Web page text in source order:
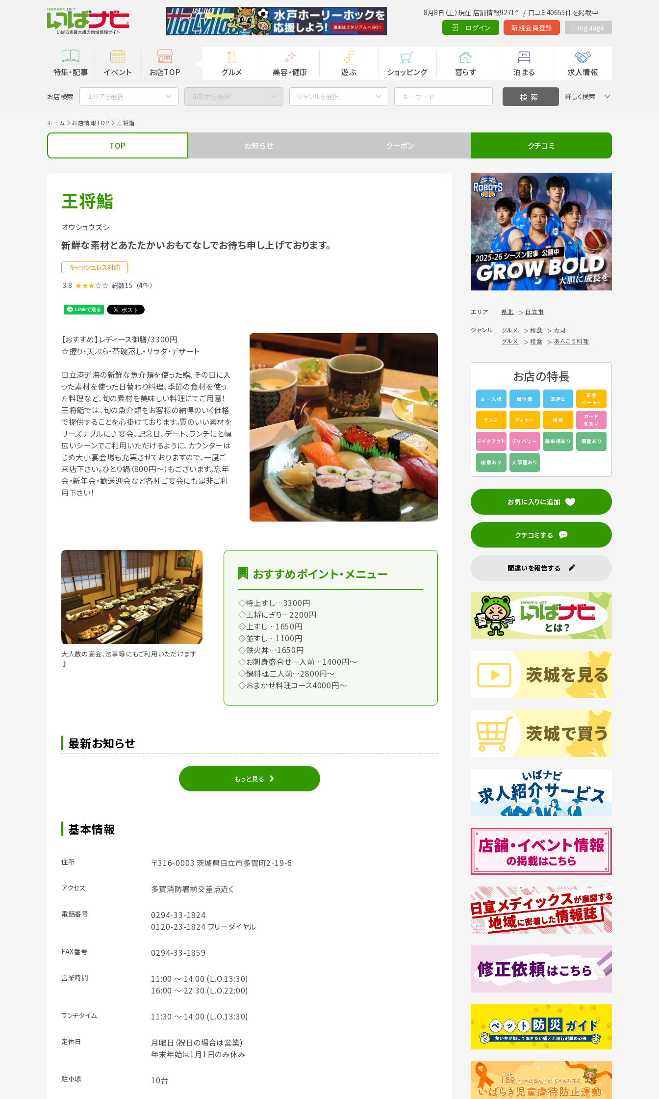
8月8日（土）現在 店舗情報9271件 / 口コミ40655件を掲載中
ログイン
新規会員登録 Language
特集・記事 イベント お店TOP グルメ 美容・健康 遊ぶ ショッピング 暮らす 泊まる 求人情報
お店検索 エリアを選択 市町村を選択 ジャンルを選択 詳しく検索
ホーム お店情報TOP 王将鮨
TOP お知らせ クーポン クチコミ
王将鮨
オウショウズシ
新鮮な素材とあたたかいおもてなしでお待ち申し上げております。
キャッシュレス対応
3.8 ★★★☆☆ 総数15 （4件）
【おすすめ】レディース御膳/3300円
☆握り・天ぷら・茶碗蒸し・サラダ・デザート
日立港近海の新鮮な魚介類を使った鮨、その日に入
った素材を使った日替わり料理、季節の食材を使っ
た料理など、旬の素材を美味しい料理にてご用意！
王将鮨では、旬の魚介類をお客様の納得のいく価格
で提供することを心掛けております。質のいい素材を
リーズナブルに♪宴会、記念日、デート、ランチにと幅
広いシーンでご利用いただけるように、カウンターは
じめ大小宴会場も充実させておりますので、一度ご
来店下さい。ひとり鍋（800円～）もございます。忘年
会・新年会・歓送迎会など各種ご宴会にも是非ご利
用下さい！
大人数の宴会、法事等にもご利用いただけます
♪
おすすめポイント・メニュー
◇特上すし…3300円
◇王将にぎり…2200円
◇上すし…1650円
◇並すし…1100円
◇鉄火丼…1650円
◇お刺身盛合せ一人前…1400円～
◇鍋料理二人前…2800円～
◇おまかせ料理コース4000円～
最新お知らせ
もっと見る
基本情報
住所 〒316-0003 茨城県日立市多賀町2-19-6
アクセス 多賀消防署前交差点近く
電話番号
0294-33-1824
0120-23-1824 フリーダイヤル
FAX番号 0294-33-1859
営業時間
11:00 ～ 14:00 (L.O.13:30)
16:00 ～ 22:30 (L.O.22:00)
ランチタイム 11:30 ～ 14:00 (L.O.13:30)
定休日
月曜日（祝日の場合は営業)
年末年始は1月1日のみ休み
駐車場 10台
エリア 県北 日立市
ジャンル グルメ 和食
寿司
グルメ
和食 あんこう料理
お店の特長
お一人様 団体様 友達と
宴会
パーティ
ランチ ディナー 接待
カード
支払い
テイクアウト デリバリー 駐車場あり 個室あり
座敷あり 大部屋あり
お気に入りに追加
クチコミする
間違いを報告する